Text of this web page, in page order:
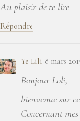
Au plaisir de te lire
Répondre
Ye Lili 8 mars
Bonjour Loli,
bienvenue sur
Concernant